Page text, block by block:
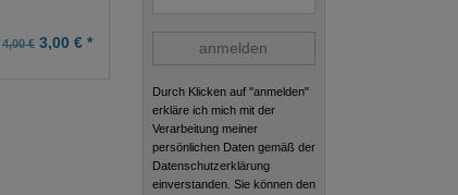
4,00 €3,00 € * 2,63 € *
anmelden
Durch Klicken auf "anmelden"
erkläre ich mich mit der
Verarbeitung meiner
persönlichen Daten gemäß der
Datenschutzerklärung
einverstanden. Sie können den